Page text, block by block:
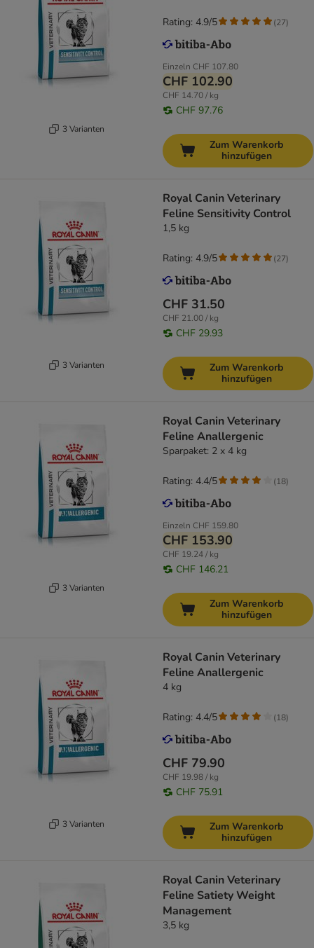
3 Varianten
Einzeln CHF 107.80
CHF 102.90
CHF 14.70 / kg
CHF 97.76
Rating: 4.9/5 (27)
Zum Warenkorb
hinzufügen
3 Varianten
Royal Canin Veterinary
Feline Sensitivity Control
1,5 kg
CHF 31.50
CHF 21.00 / kg
CHF 29.93
Rating: 4.9/5 (27)
Zum Warenkorb
hinzufügen
3 Varianten
Royal Canin Veterinary
Feline Anallergenic
Sparpaket: 2 x 4 kg
Einzeln CHF 159.80
CHF 153.90
CHF 19.24 / kg
CHF 146.21
Rating: 4.4/5 (18)
Zum Warenkorb
hinzufügen
3 Varianten
Royal Canin Veterinary
Feline Anallergenic
4 kg
CHF 79.90
CHF 19.98 / kg
CHF 75.91
Rating: 4.4/5 (18)
Zum Warenkorb
hinzufügen
Royal Canin Veterinary
Feline Satiety Weight
Management
3,5 kg